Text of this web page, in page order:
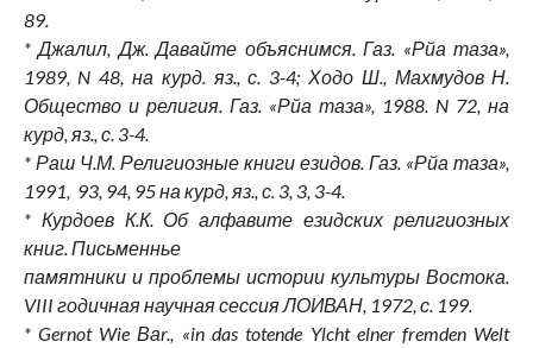
89.
* Джалил, Дж. Давайте объяснимся. Газ. «Рйа таза»,
1989, N 48, на курд. яз., с. 3-4; Ходо Ш., Махмудов Н.
Общество и религия. Газ. «Рйа таза», 1988. N 72, на
курд, яз., с. 3-4.
* Раш Ч.М. Религиозные книги езидов. Газ. «Рйа таза»,
1991, 93, 94, 95 на курд, яз., с. 3, 3, 3-4.
* Курдоев К.К. Об алфавите езидских религиозных
книг. Письменнье
памятники и проблемы истории культуры Востока.
VIII годичная научная сессия ЛОИВАН, 1972, с. 199.
* Gernot Wie Ваr., «in das totende Ylcht elner fremden Welt